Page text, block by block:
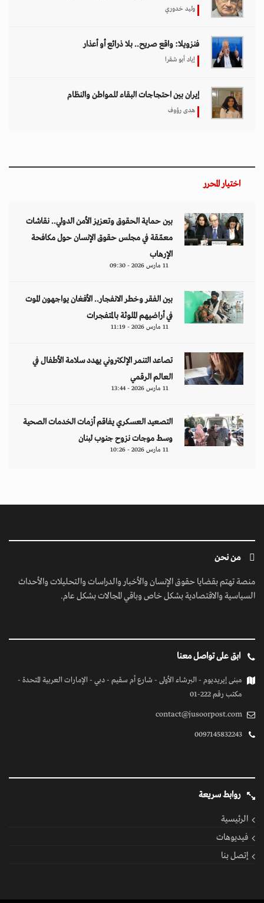
وليد خدوري
فنزويلا: واقع صريح.. بلا ذرائع أو أعذار
إياد أبو شقرا
إيران بين احتجاجات البقاء للمواطن والنظام
هدى رؤوف
اختيار المحرر
بين حماية الحقوق وتعزيز الأمن الدولي.. نقاشات
معمّقة في مجلس حقوق الإنسان حول مكافحة
الإرهاب
11 مارس 2026 - 09:30
بين الفقر وخطر الانفجار.. الأفغان يواجهون الموت
في أراضيهم الملوثة بالمتفجرات
11 مارس 2026 - 11:19
تصاعد التنمر الإلكتروني يهدد سلامة الأطفال في
العالم الرقمي
11 مارس 2026 - 13:44
التصعيد العسكري يفاقم أزمات الخدمات الصحية
وسط موجات نزوح جنوب لبنان
11 مارس 2026 - 10:26
من نحن
منصة تهتم بقضايا حقوق الإنسان والأخبار والدراسات والتحليلات والأحداث
السياسية والاقتصادية بشكل خاص وباقي المجالات بشكل عام.
ابق على تواصل معنا
مبنى إيريديوم - البرشاء الأولى - شارع أم سقيم - دبي - الإمارات العربية المتحدة -
مكتب رقم 222-01
contact@jusoorpost.com
0097145832243
روابط سريعة
الرئيسية
فيديوهات
إتصل بنا